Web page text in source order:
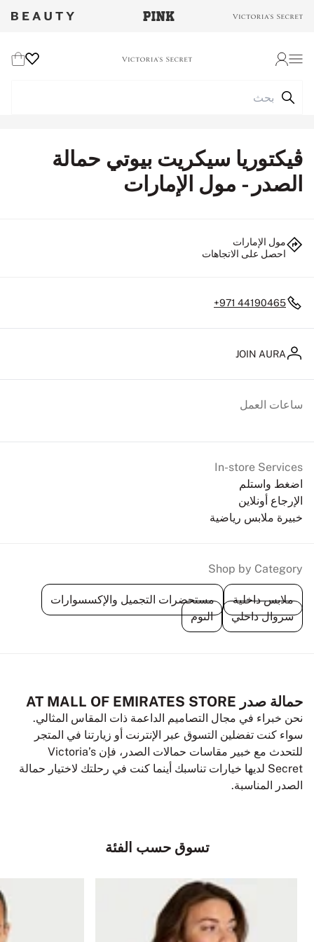
ڤيكتوريا سيكريت بيوتي حمالة
الصدر - مول الإمارات
مول الإمارات
احصل على الاتجاهات
+971 44190465
JOIN AURA
In-store Services
اضغط واستلم
الإرجاع أونلاين
خبيرة ملابس رياضية
ساعات العمل
Shop by Category
ملابس داخلية
مستحضرات التجميل والإكسسوارات
سروال داخلي
النوم
حمالة صدر AT MALL OF EMIRATES STORE
نحن خبراء في مجال التصاميم الداعمة ذات المقاس المثالي.
سواء كنت تفضلين التسوق عبر الإنترنت أو زيارتنا في المتجر
للتحدث مع خبير مقاسات حمالات الصدر، فإن Victoria’s
Secret لديها خيارات تناسبك أينما كنت في رحلتك لاختيار حمالة
الصدر المناسبة.
تسوق حسب الفئة